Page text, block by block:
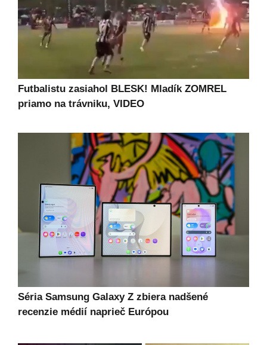
Futbalistu zasiahol BLESK! Mladík ZOMREL
priamo na trávniku, VIDEO
Séria Samsung Galaxy Z zbiera nadšené
recenzie médií naprieč Európou